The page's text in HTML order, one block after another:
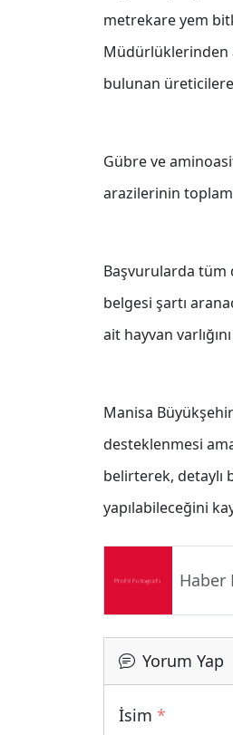
metrekare yem
Müdürlüklerinden
bulunan
Gübre ve
arazilerinin
Başvurularda tüm
belgesi şartı
ait hayvan
Manisa
desteklenmesi
belirterek, detaylı
yapılabileceğini
Haber
Yorum Yap
İsim *